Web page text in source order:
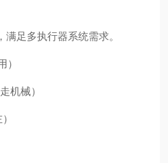
足多执行器系统需求。
）
机械）